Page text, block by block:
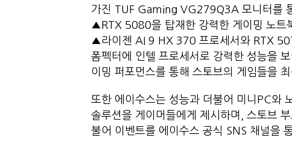
가진 TUF Gaming VG279Q3A 모니터를
▲RTX 5080을 탑재한 강력한 게이밍 노트
▲라이젠 AI 9 HX 370 프로세서와 RTX
폼펙터에 인텔 프로세서로 강력한 성능을
이밍 퍼포먼스를 통해 스토브의 게임들을
또한 에이수스는 성능과 더불어 미니PC와
솔루션을 게이머들에게 제시하며, 스토브
불어 이벤트를 에이수스 공식 SNS 채널을